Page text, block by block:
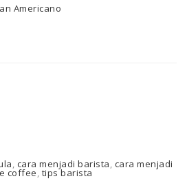
Americano
, cara menjadi barista, cara menjadi
coffee, tips barista